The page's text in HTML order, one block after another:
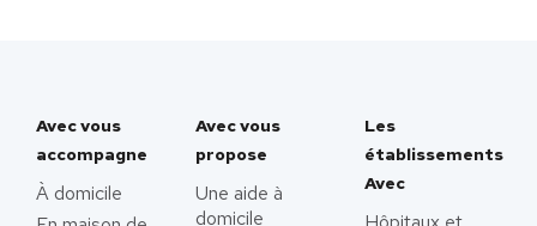
Avec vous
accompagne
À domicile
Avec vous
propose
Une aide à
domicile
Les
établissements
Avec